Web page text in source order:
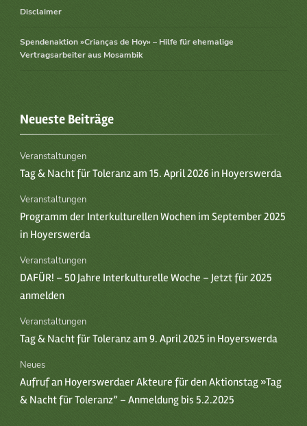
Disclaimer
Spendenaktion »Crianças de Hoy» – Hilfe für ehemalige
Vertragsarbeiter aus Mosambik
Neueste Beiträge
Veranstaltungen
Tag & Nacht für Toleranz am 15. April 2026 in Hoyerswerda
Veranstaltungen
Programm der Interkulturellen Wochen im September 2025
in Hoyerswerda
Veranstaltungen
DAFÜR! – 50 Jahre Interkulturelle Woche – Jetzt für 2025
anmelden
Veranstaltungen
Tag & Nacht für Toleranz am 9. April 2025 in Hoyerswerda
Neues
Aufruf an Hoyerswerdaer Akteure für den Aktionstag »Tag
& Nacht für Toleranz” – Anmeldung bis 5.2.2025